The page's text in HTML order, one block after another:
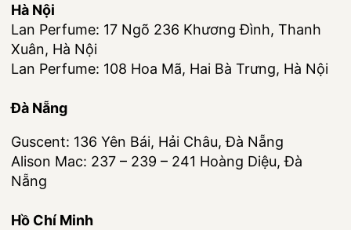
Hà Nội
Lan Perfume: 17 Ngõ 236 Khương Đình, Thanh
Xuân, Hà Nội
Lan Perfume: 108 Hoa Mã, Hai Bà Trưng, Hà Nội
Đà Nẵng
Guscent: 136 Yên Bái, Hải Châu, Đà Nẵng
Alison Mac: 237 – 239 – 241 Hoàng Diệu, Đà
Nẵng
Hồ Chí Minh